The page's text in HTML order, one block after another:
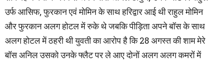
उर्फ आसिफ, फुरकान एवं मोमिन के साथ हरिद्वार आई थी राहुल मोमिन
और फुरकान अलग होटल में रुके थे जबकि पीड़िता अपने बॉस के साथ
अलग होटल में ठहरी थी युवती का आरोप है कि 28 अगस्त की शाम मेरे
बॉस अनिल उसको उनके फ्लैट पर ले आए दोनों अलग अलग कमरों में